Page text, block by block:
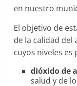
en nuestro
El objetivo de
de la calidad del
cuyos niveles es
dióxido de
salud y de